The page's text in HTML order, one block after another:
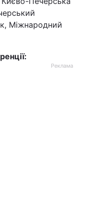
Міжнародний
Реклама